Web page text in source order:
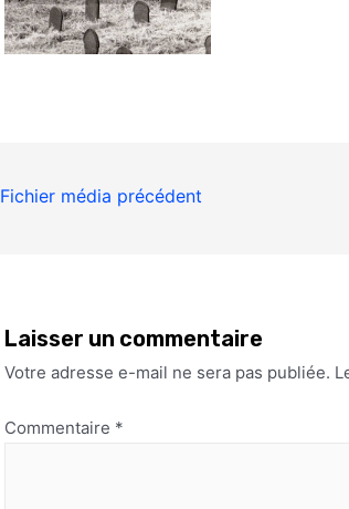
Fichier média précédent
Laisser un commentaire
Votre adresse e-mail ne sera pas publiée.
Commentaire *